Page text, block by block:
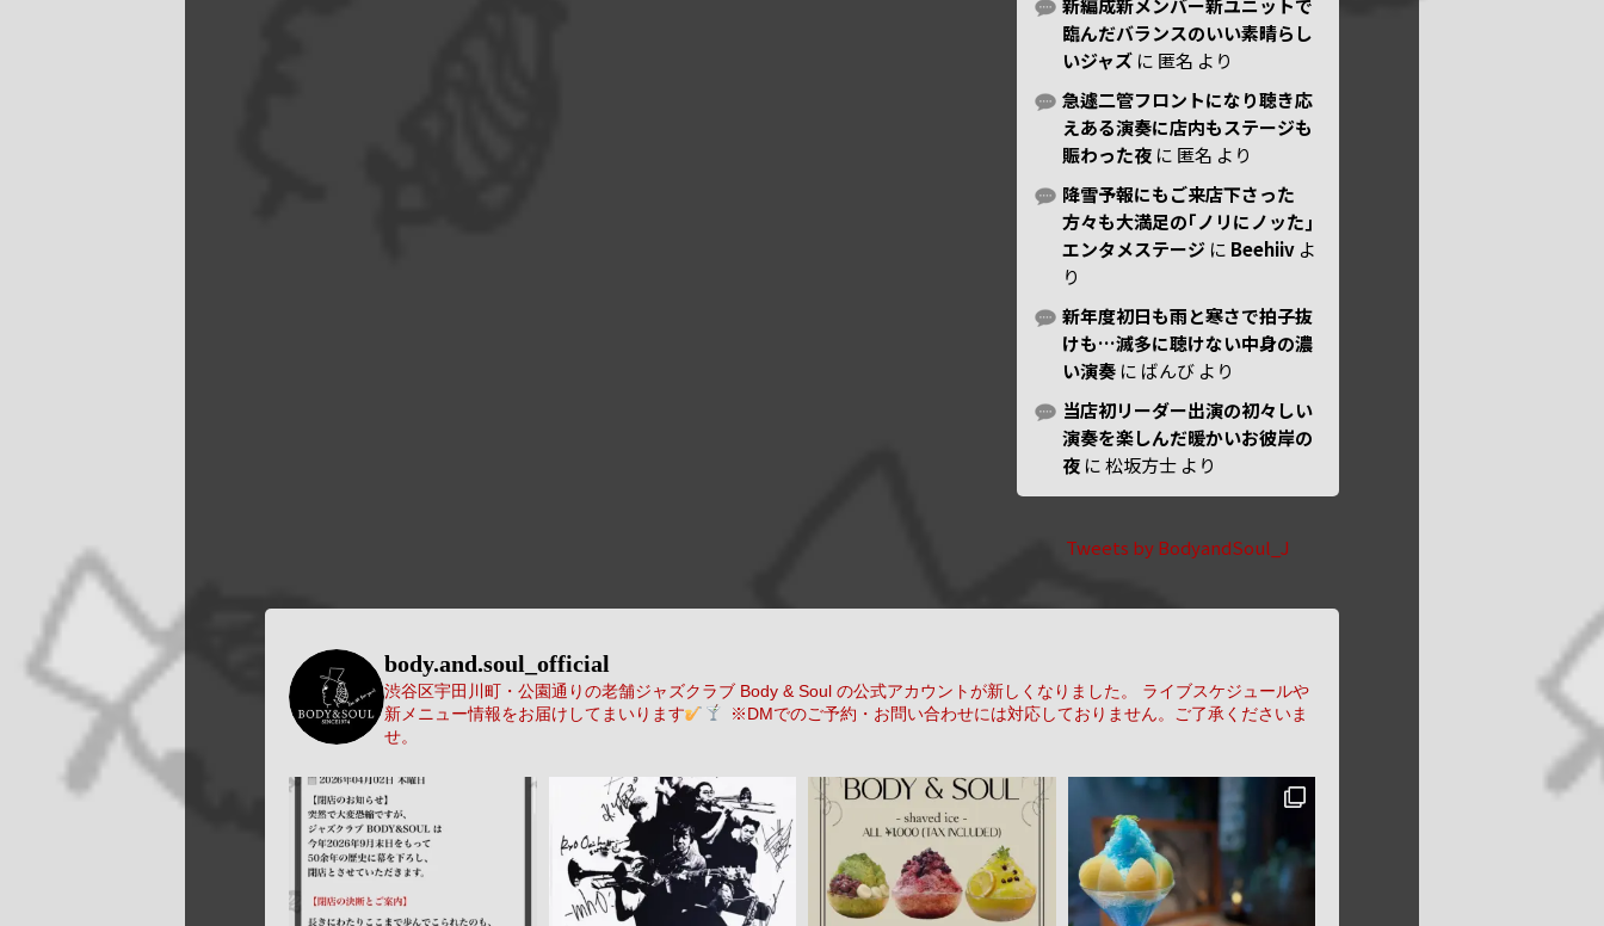
新編成新メンバー新ユニットで
臨んだバランスのいい素晴らし
いジャズ に 匿名 より
急遽二管フロントになり聴き応
えある演奏に店内もステージも
賑わった夜 に 匿名 より
降雪予報にもご来店下さった
方々も大満足の｢ノリにノッた｣
エンタメステージ に Beehiiv よ
り
新年度初日も雨と寒さで拍子抜
けも…滅多に聴けない中身の濃
い演奏 に ばんび より
当店初リーダー出演の初々しい
演奏を楽しんだ暖かいお彼岸の
夜 に松坂方士 より
Tweets by BodyandSoul_J
body.and.soul_official
渋谷区宇田川町・公園通りの老舗ジャズクラブ Body & Soul の公式アカウントが新しくなりました。
ライブスケジュールや
新メニュー情報をお届けしてまいります
※DMでのご予約・お問い合わせには対応しておりません。ご了承くださいま
せ。